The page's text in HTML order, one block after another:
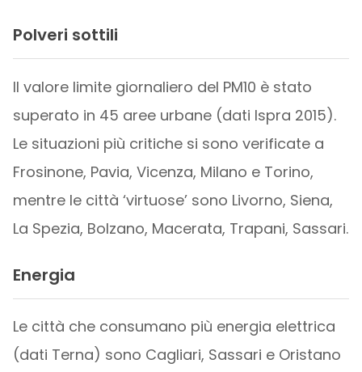
Polveri sottili
Il valore limite giornaliero del PM10 è stato
superato in 45 aree urbane (dati Ispra 2015).
Le situazioni più critiche si sono verificate a
Frosinone, Pavia, Vicenza, Milano e Torino,
mentre le città ‘virtuose’ sono Livorno, Siena,
La Spezia, Bolzano, Macerata, Trapani, Sassari.
Energia
Le città che consumano più energia elettrica
(dati Terna) sono Cagliari, Sassari e Oristano